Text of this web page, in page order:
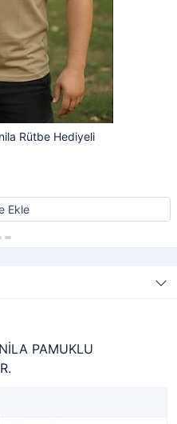
Rütbe Hediyeli
Ekle
PAMUKLU